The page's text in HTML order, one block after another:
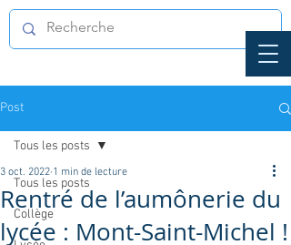
Post
Tous les posts
Collège
Tous les posts
Rentré de l’aumônerie du
lycée : Mont-Saint-Michel !
3 oct. 2022 1 min de lecture